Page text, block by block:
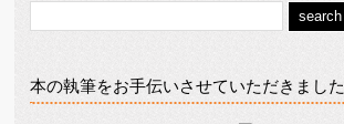
本の執筆をお手伝いさせていただきました